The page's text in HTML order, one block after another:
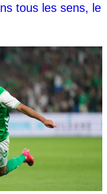
tous les sens, le